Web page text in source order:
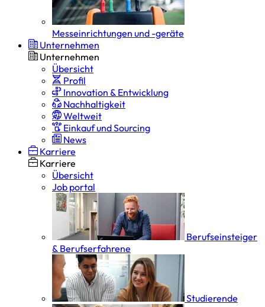
Messeinrichtungen und -geräte
Unternehmen
Unternehmen
Übersicht
Profil
Innovation & Entwicklung
Nachhaltigkeit
Weltweit
Einkauf und Sourcing
News
Karriere
Karriere
Übersicht
Job portal
Berufseinsteiger
& Berufserfahrene
Studierende